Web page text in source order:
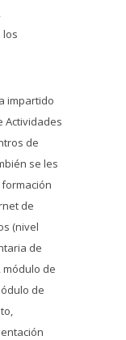
los
impartido
Actividades
de
se les
de
(nivel
de
módulo de
de